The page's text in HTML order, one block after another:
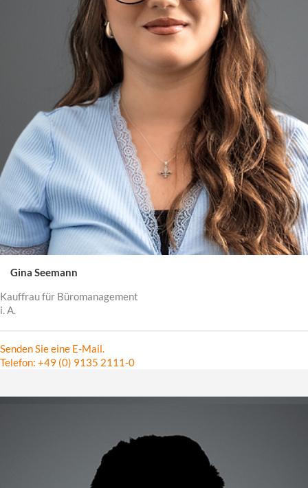
Gina Seemann
Kauffrau für Büromanagement
i. A.
Senden Sie eine E-Mail.
Telefon: +49 (0) 9135 2111-0